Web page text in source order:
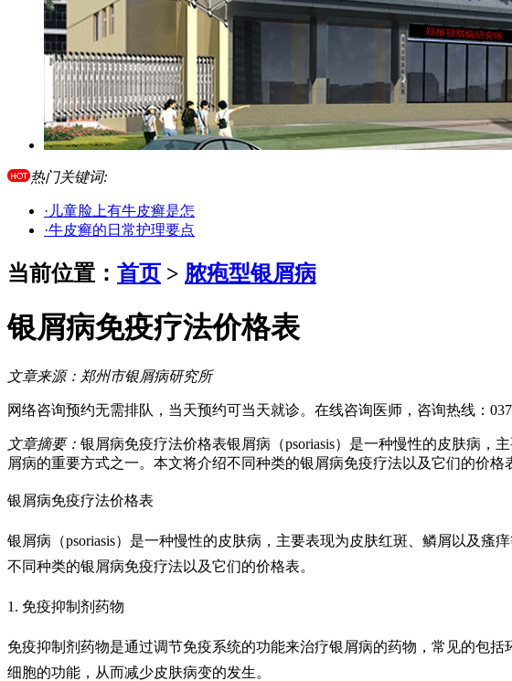
热门关键词:
·儿童脸上有牛皮癣是怎
·牛皮癣的日常护理要点
当前位置： 首页 > 脓疱型银屑病
银屑病免疫疗法价格表
文章来源： 郑州市银屑病研究所
网络咨询预约无需排队，当天预约可当天就诊。 在线咨询医师 ，咨询热线：
文章摘要： 银屑病免疫疗法价格表银屑病（psoriasis）是一种慢性的皮肤病
屑病的重要方式之一。本文将介绍不同种类的银屑病免疫疗法以及它们的价格
银屑病免疫疗法价格表
银屑病（psoriasis）是一种慢性的皮肤病，主要表现为皮肤红斑、鳞屑以及
不同种类的银屑病免疫疗法以及它们的价格表。
1. 免疫抑制剂药物
免疫抑制剂药物是通过调节免疫系统的功能来治疗银屑病的药物，常见的包括
细胞的功能，从而减少皮肤病变的发生。